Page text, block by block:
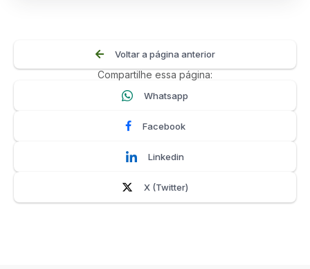
Voltar a página anterior
Compartilhe essa página:
Whatsapp
Facebook
Linkedin
X (Twitter)